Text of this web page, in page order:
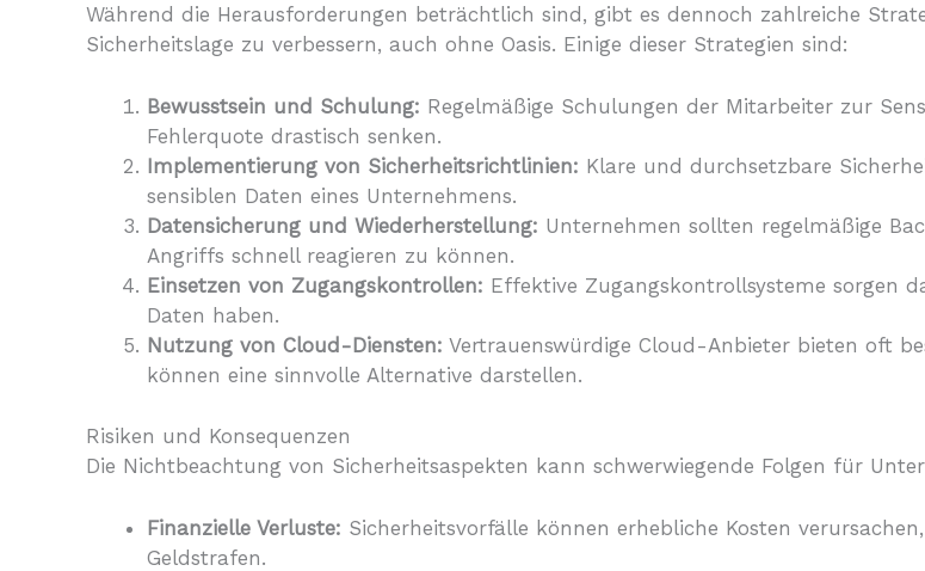
Während die Herausforderungen beträchtlich sind, gibt es dennoch zahlreiche
Sicherheitslage zu verbessern, auch ohne Oasis. Einige dieser Strategien sind:
Bewusstsein und Schulung: Regelmäßige Schulungen der Mitarbeiter zur
Fehlerquote drastisch senken.
Implementierung von Sicherheitsrichtlinien: Klare und durchsetzbare
sensiblen Daten eines Unternehmens.
Datensicherung und Wiederherstellung: Unternehmen sollten regelmäßige
Angriffs schnell reagieren zu können.
Einsetzen von Zugangskontrollen: Effektive Zugangskontrollsysteme sorgen
Daten haben.
Nutzung von Cloud-Diensten: Vertrauenswürdige Cloud-Anbieter bieten oft
können eine sinnvolle Alternative darstellen.
Risiken und Konsequenzen
Die Nichtbeachtung von Sicherheitsaspekten kann schwerwiegende Folgen für
Finanzielle Verluste: Sicherheitsvorfälle können erhebliche Kosten
Geldstrafen.